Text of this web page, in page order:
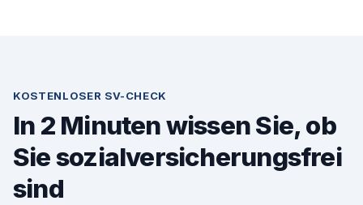
KOSTENLOSER SV-CHECK
In 2 Minuten wissen Sie, ob
Sie sozialversicherungsfrei
sind